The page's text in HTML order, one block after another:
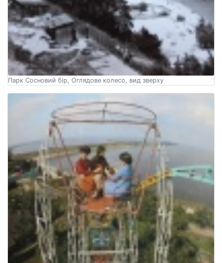
Парк Сосновий бір, Оглядове колесо, вид зверху